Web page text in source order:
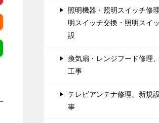
照明機器・照明スイッチ修
明スイッチ交換・照明スイ
設
換気扇・レンジフード修理
工事
テレビアンテナ修理、新規
事